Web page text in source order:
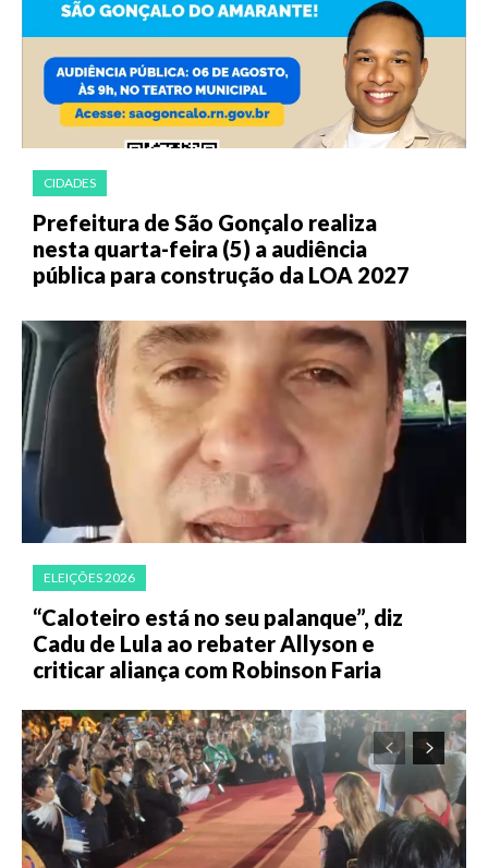
CIDADES
Prefeitura de São Gonçalo realiza
nesta quarta-feira (5) a audiência
pública para construção da LOA 2027
ELEIÇÕES 2026
“Caloteiro está no seu palanque”, diz
Cadu de Lula ao rebater Allyson e
criticar aliança com Robinson Faria